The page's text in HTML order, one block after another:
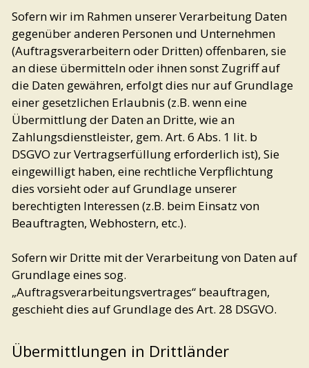
Sofern wir im Rahmen unserer Verarbeitung Daten
gegenüber anderen Personen und Unternehmen
(Auftragsverarbeitern oder Dritten) offenbaren, sie
an diese übermitteln oder ihnen sonst Zugriff auf
die Daten gewähren, erfolgt dies nur auf Grundlage
einer gesetzlichen Erlaubnis (z.B. wenn eine
Übermittlung der Daten an Dritte, wie an
Zahlungsdienstleister, gem. Art. 6 Abs. 1 lit. b
DSGVO zur Vertragserfüllung erforderlich ist), Sie
eingewilligt haben, eine rechtliche Verpflichtung
dies vorsieht oder auf Grundlage unserer
berechtigten Interessen (z.B. beim Einsatz von
Beauftragten, Webhostern, etc.).
Sofern wir Dritte mit der Verarbeitung von Daten auf
Grundlage eines sog.
„Auftragsverarbeitungsvertrages“ beauftragen,
geschieht dies auf Grundlage des Art. 28 DSGVO.
Übermittlungen in Drittländer